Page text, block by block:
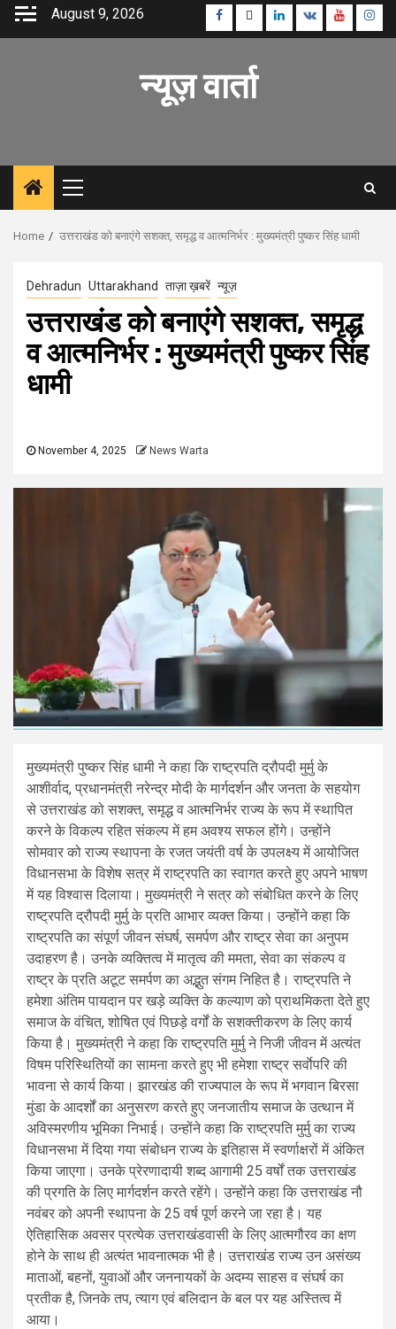
Skip
August 9, 2026 Facebook
TwitterLinkedin
VK Youtube
न्यूज़ वार्ता
Primary
Menu
Home उत्तराखंड को बनाएंगे सशक्त, समृद्ध व आत्मनिर्भर : मुख्यमंत्री पुष्कर सिंह धामी
Dehradun Uttarakhand ताज़ा ख़बरें न्यूज़
उत्तराखंड को बनाएंगे सशक्त, समृद्ध
व आत्मनिर्भर : मुख्यमंत्री पुष्कर सिंह
धामी
November 4, 2025 News Warta
मुख्यमंत्री पुष्कर सिंह धामी ने कहा कि राष्ट्रपति द्रौपदी मुर्मु के
आशीर्वाद, प्रधानमंत्री नरेन्द्र मोदी के मार्गदर्शन और जनता के सहयोग
से उत्तराखंड को सशक्त, समृद्ध व आत्मनिर्भर राज्य के रूप में स्थापित
करने के विकल्प रहित संकल्प में हम अवश्य सफल होंगे। उन्होंने
सोमवार को राज्य स्थापना के रजत जयंती वर्ष के उपलक्ष्य में आयोजित
विधानसभा के विशेष सत्र में राष्ट्रपति का स्वागत करते हुए अपने भाषण
में यह विश्वास दिलाया। मुख्यमंत्री ने सत्र को संबोधित करने के लिए
राष्ट्रपति द्रौपदी मुर्मु के प्रति आभार व्यक्त किया। उन्होंने कहा कि
राष्ट्रपति का संपूर्ण जीवन संघर्ष, समर्पण और राष्ट्र सेवा का अनुपम
उदाहरण है। उनके व्यक्तित्व में मातृत्व की ममता, सेवा का संकल्प व
राष्ट्र के प्रति अटूट समर्पण का अद्भुत संगम निहित है। राष्ट्रपति ने
हमेशा अंतिम पायदान पर खड़े व्यक्ति के कल्याण को प्राथमिकता देते हुए
समाज के वंचित, शोषित एवं पिछड़े वर्गों के सशक्तीकरण के लिए कार्य
किया है। मुख्यमंत्री ने कहा कि राष्ट्रपति मुर्मु ने निजी जीवन में अत्यंत
विषम परिस्थितियों का सामना करते हुए भी हमेशा राष्ट्र सर्वाेपरि की
भावना से कार्य किया। झारखंड की राज्यपाल के रूप में भगवान बिरसा
मुंडा के आदर्शों का अनुसरण करते हुए जनजातीय समाज के उत्थान में
अविस्मरणीय भूमिका निभाई। उन्होंने कहा कि राष्ट्रपति मुर्मु का राज्य
विधानसभा में दिया गया संबोधन राज्य के इतिहास में स्वर्णाक्षरों में अंकित
किया जाएगा। उनके प्रेरणादायी शब्द आगामी 25 वर्षों तक उत्तराखंड
की प्रगति के लिए मार्गदर्शन करते रहेंगे। उन्होंने कहा कि उत्तराखंड नौ
नवंबर को अपनी स्थापना के 25 वर्ष पूर्ण करने जा रहा है। यह
ऐतिहासिक अवसर प्रत्येक उत्तराखंडवासी के लिए आत्मगौरव का क्षण
होने के साथ ही अत्यंत भावनात्मक भी है। उत्तराखंड राज्य उन असंख्य
माताओं, बहनों, युवाओं और जननायकों के अदम्य साहस व संघर्ष का
प्रतीक है, जिनके तप, त्याग एवं बलिदान के बल पर यह अस्तित्व में
आया।